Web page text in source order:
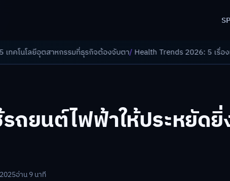
กรรมที่ธุรกิจต้องจับตา/Health Trends 2026: 5 เรื่องเกี่ยวกับการแพ
ถยนต์ไฟฟ้าให้ประหยัดยิ่
อ่าน 9 นาที